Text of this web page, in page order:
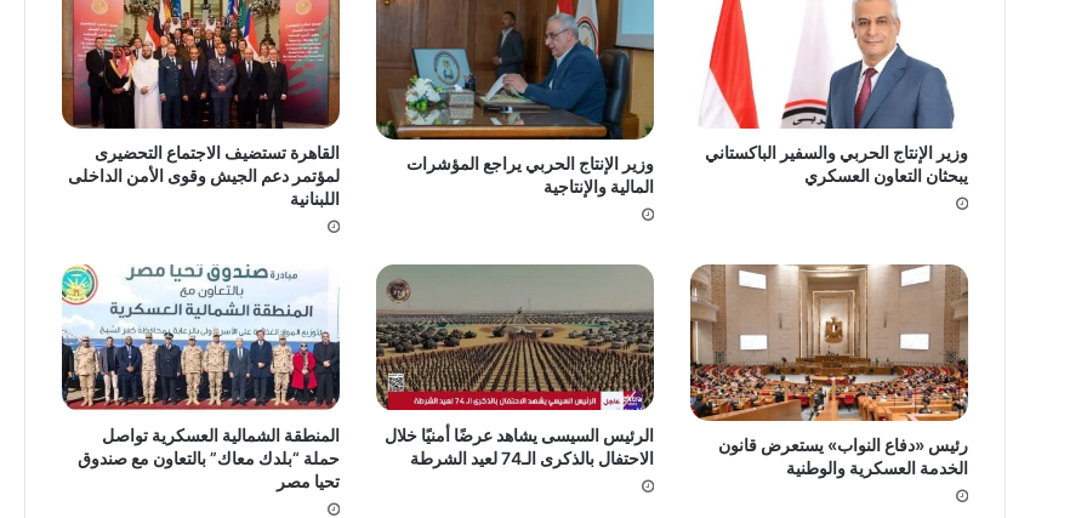
وزير الإنتاج الحربي والسفير الباكستاني
يبحثان التعاون العسكري
وزير الإنتاج الحربي يراجع المؤشرات
المالية والإنتاجية
القاهرة تستضيف الاجتماع التحضيرى
لمؤتمر دعم الجيش وقوى الأمن الداخلى
اللبنانية
رئيس «دفاع النواب» يستعرض قانون
الخدمة العسكرية والوطنية
الرئيس السيسى يشاهد عرضًا أمنيًا خلال
الاحتفال بالذكرى الـ74 لعيد الشرطة
المنطقة الشمالية العسكرية تواصل
حملة “بلدك معاك” ‎بالتعاون مع صندوق
تحيا مصر